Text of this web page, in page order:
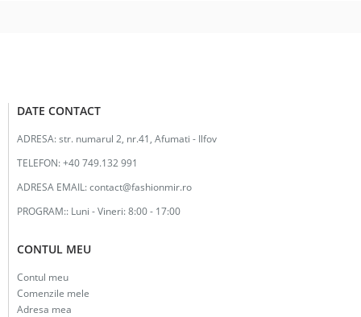
DATE CONTACT
ADRESA:str. numarul 2, nr.41, Afumati - Ilfov
TELEFON:+40 749.132 991
ADRESA EMAIL:contact@fashionmir.ro
PROGRAM:: Luni - Vineri: 8:00 - 17:00
CONTUL MEU
Contul meu
Comenzile mele
Adresa mea